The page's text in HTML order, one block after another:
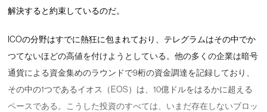
解決すると約束しているのだ。
ICOの分野はすでに熱狂に包まれており、テレグラムはその中でか
つてないほどの高値を付けようとしている。他の多くの企業は暗号
通貨による資金集めのラウンドで9桁の資金調達を記録しており、
その中の1つであるイオス（EOS）は、10億ドルをはるかに超える
ペースである。こうした投資のすべては、いまだ存在しないブロッ